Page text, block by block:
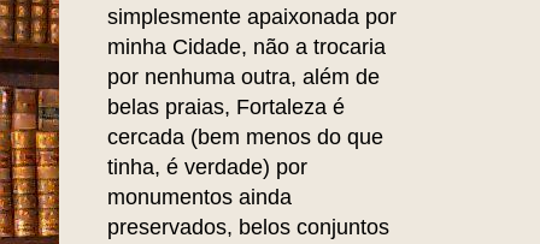
simplesmente apaixonada por
minha Cidade, não a trocaria
por nenhuma outra, além de
belas praias, Fortaleza é
cercada (bem menos do que
tinha, é verdade) por
monumentos ainda
preservados, belos conjuntos